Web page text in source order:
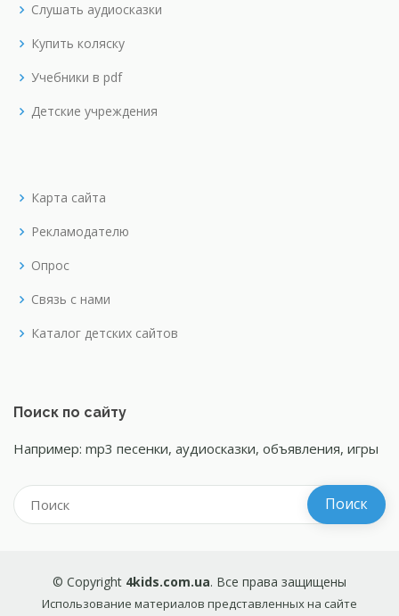
Слушать аудиосказки
Купить коляску
Учебники в pdf
Детские учреждения
Карта сайта
Рекламодателю
Опрос
Связь с нами
Каталог детских сайтов
Поиск по сайту
Например: mp3 песенки, аудиосказки, объявления, игры
© Copyright 4kids.com.ua. Все права защищены
Использование материалов представленных на сайте